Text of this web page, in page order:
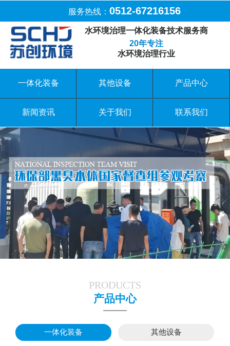
服务热线： 0512-67216156
水环境治理一体化装备技术服务商
20年专注
水环境治理行业
一体化装备 其他设备 产品中心
新闻资讯 关于我们 联系我们
PRODUCTS
产品中心
一体化装备 其他设备